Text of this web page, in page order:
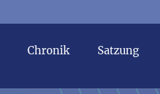
Chronik Satzung